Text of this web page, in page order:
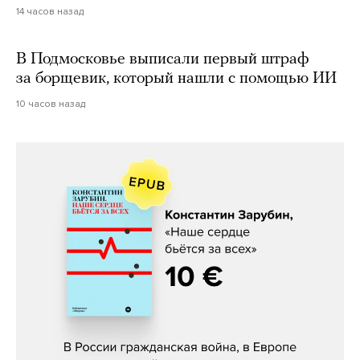
14 часов назад
В Подмосковье выписали первый штраф
за борщевик, который нашли с помощью ИИ
10 часов назад
Константин Зарубин, «Наше сердце